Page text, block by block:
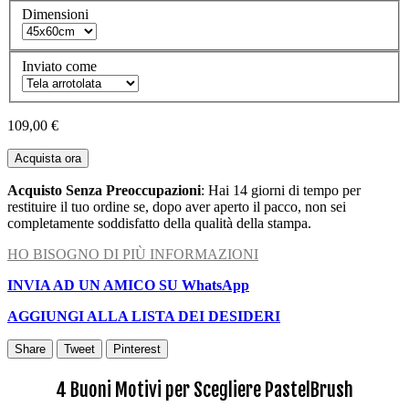
Dimensioni
Inviato come
109,00 €
Acquista ora
Acquisto Senza Preoccupazioni: Hai 14 giorni di tempo per
restituire il tuo ordine se, dopo aver aperto il pacco, non sei
completamente soddisfatto della qualità della stampa.
HO BISOGNO DI PIÙ INFORMAZIONI
INVIA AD UN AMICO SU WhatsApp
AGGIUNGI ALLA LISTA DEI DESIDERI
Share Tweet Pinterest
4 Buoni Motivi per Scegliere PastelBrush